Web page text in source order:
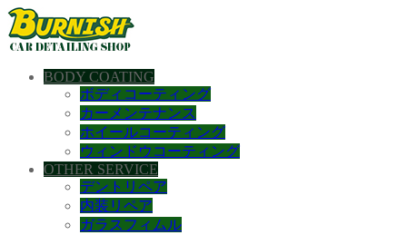
BODY COATING
ボディコーティング
カーメンテナンス
ホイールコーティング
ウィンドウコーティング
OTHER SERVICE
デントリペア
内装リペア
ガラスフィムル